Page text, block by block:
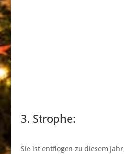
3. Strophe:
Sie ist entflogen zu diesem